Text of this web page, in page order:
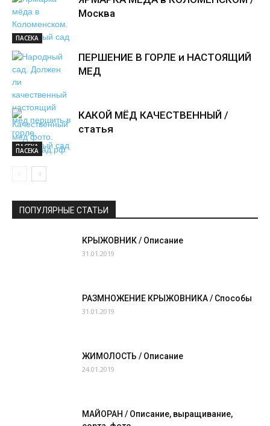
ПАСЕКА
Москва
ПАСЕКА
ПЕРШЕНИЕ В ГОРЛЕ и НАСТОЯЩИЙ
МЕД
ПАСЕКА
КАКОЙ МЁД КАЧЕСТВЕННЫЙ /
статья
ПОПУЛЯРНЫЕ СТАТЬИ
КРЫЖОВНИК / Описание
31.01.2019
РАЗМНОЖЕНИЕ КРЫЖОВНИКА / Способы
31.01.2019
ЖИМОЛОСТЬ / Описание
24.01.2019
МАЙОРАН / Описание, выращивание,